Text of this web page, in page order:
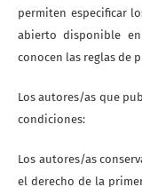
permiten especificar
abierto disponible
conocen las reglas de
Los autores/as que
condiciones:
Los autores/as
el derecho de la